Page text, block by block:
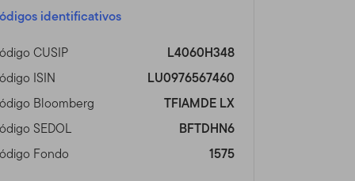
identificativos
CUSIP
L4060H348
ISIN
LU0976567460
Bloomberg
TFIAMDE LX
SEDOL
BFTDHN6
Fondo
1575
está regulado por la
reserva del derecho de
cualquier actualización
las Condiciones de Uso
Advisors